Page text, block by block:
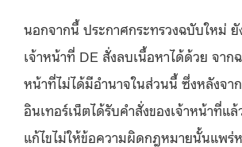
นอกจากนี้ ประกาศกระทรวงฉบับใหม่
เจ้าหน้าที่ DE สั่งลบเนื้อหาได้ด้วย จาก
หน้าที่ไม่ได้มีอำนาจในส่วนนี้ ซึ่งหลังจา
อินเทอร์เน็ตได้รับคำสั่งของเจ้าหน้าที่แ
แก้ไขไม่ให้ข้อความผิดกฎหมายนั้นแพร่